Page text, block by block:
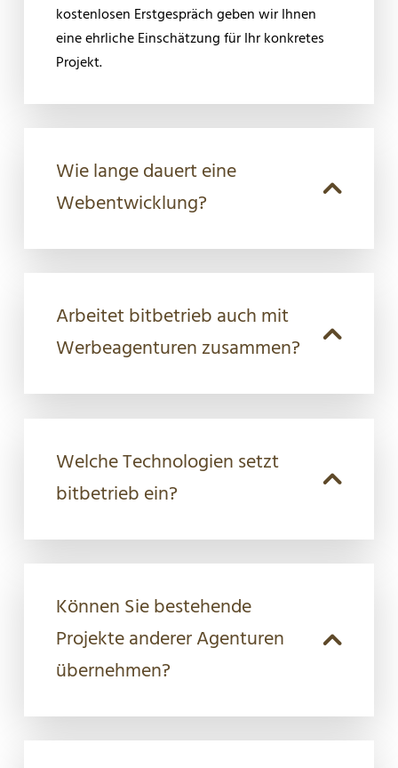
kostenlosen Erstgespräch geben wir Ihnen
eine ehrliche Einschätzung für Ihr konkretes
Projekt.
Wie lange dauert eine
Webentwicklung?
Arbeitet bitbetrieb auch mit
Werbeagenturen zusammen?
Welche Technologien setzt
bitbetrieb ein?
Können Sie bestehende
Projekte anderer Agenturen
übernehmen?